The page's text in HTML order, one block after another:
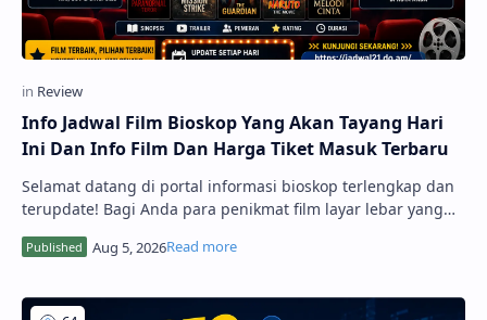
Info Jadwal Film Bioskop Yang Akan Tayang Hari
Ini Dan Info Film Dan Harga Tiket Masuk Terbaru
Selamat datang di portal informasi bioskop terlengkap dan
terupdate! Bagi Anda para penikmat film layar lebar yang
sedang merencanakan waktu luang bersama teman,
pasangan, atau keluarga, mendapatkan akses informasi